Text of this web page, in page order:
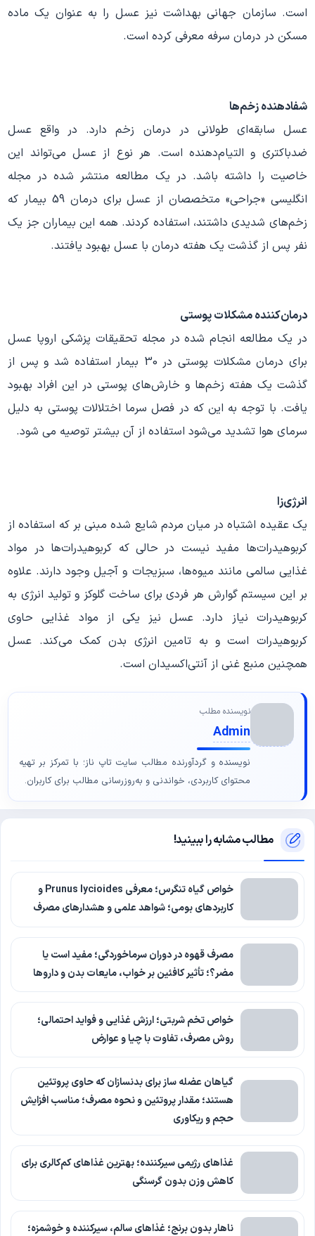
است. سازمان جهانی بهداشت نیز عسل را به عنوان یک ماده
مسکن در درمان سرفه معرفی کرده است.
شفادهنده زخم‌ها
عسل سابقه‌ای طولانی در درمان زخم دارد. در واقع عسل
ضدباکتری و التیام‌دهنده است. هر نوع از عسل می‌تواند این
خاصیت را داشته باشد. در یک مطالعه منتشر شده در مجله
انگلیسی «جراحی» متخصصان از عسل برای درمان 59 بیمار که
زخم‌های شدیدی داشتند، استفاده کردند. همه این بیماران جز یک
نفر پس از گذشت یک هفته درمان با عسل بهبود یافتند.
درمان‌کننده مشکلات پوستی
در یک مطالعه انجام شده در مجله تحقیقات پزشکی اروپا عسل
برای درمان مشکلات پوستی در 30 بیمار استفاده شد و پس از
گذشت یک هفته زخم‌ها و خارش‌های پوستی در این افراد بهبود
یافت. با توجه به این که در فصل سرما اختلالات پوستی به دلیل
سرمای هوا تشدید می‌شود استفاده از آن بیشتر توصیه می شود.
انرژی‌زا
یک عقیده اشتباه در میان مردم شایع شده مبنی بر که استفاده از
کربوهیدرات‌ها مفید نیست در حالی که کربوهیدرات‌ها در مواد
غذایی سالمی مانند میوه‌ها، سبزیجات و آجیل وجود دارند. علاوه
بر این سیستم گوارش هر فردی برای ساخت گلوکز و تولید انرژی به
کربوهیدرات‌ نیاز دارد. عسل نیز یکی از مواد غذایی حاوی
کربوهیدرات است و به تامین انرژی بدن کمک می‌کند. عسل
همچنین منبع غنی از آنتی‌اکسیدان است. ‌
نویسنده مطلب
Admin
نویسنده و گردآورنده مطالب سایت تاپ ناز؛ با تمرکز بر تهیه
محتوای کاربردی، خواندنی و به‌روزرسانی مطالب برای کاربران.
مطالب مشابه را ببینید!
خواص گیاه تنگرس؛ معرفی Prunus lycioides و
کاربردهای بومی؛ شواهد علمی و هشدارهای مصرف
مصرف قهوه در دوران سرماخوردگی؛ مفید است یا
مضر؟؛ تأثیر کافئین بر خواب، مایعات بدن و داروها
خواص تخم شربتی؛ ارزش غذایی و فواید احتمالی؛
روش مصرف، تفاوت با چیا و عوارض
گیاهان عضله ساز برای بدنسازان که حاوی پروتئین
هستند؛ مقدار پروتئین و نحوه مصرف؛ مناسب افزایش
حجم و ریکاوری
غذاهای رژیمی سیرکننده؛ بهترین غذاهای کم‌کالری برای
کاهش وزن بدون گرسنگی
ناهار بدون برنج؛ غذاهای سالم، سیرکننده و خوشمزه؛